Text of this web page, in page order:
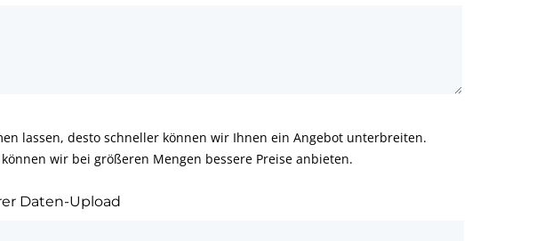
lassen, desto schneller können wir Ihnen ein Angebot unterbreiten.
wir bei größeren Mengen bessere Preise anbieten.
Daten-Upload